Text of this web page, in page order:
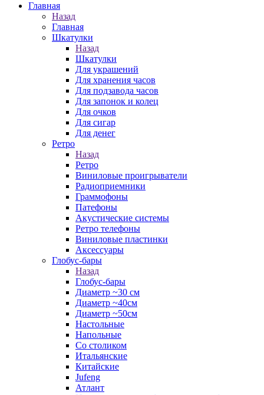
Главная
Назад
Главная
Шкатулки
Назад
Шкатулки
Для украшений
Для хранения часов
Для подзавода часов
Для запонок и колец
Для очков
Для сигар
Для денег
Ретро
Назад
Ретро
Виниловые проигрыватели
Радиоприемники
Граммофоны
Патефоны
Акустические системы
Ретро телефоны
Виниловые пластинки
Аксессуары
Глобус-бары
Назад
Глобус-бары
Диаметр ~30 см
Диаметр ~40см
Диаметр ~50см
Настольные
Напольные
Со столиком
Итальянские
Китайские
Jufeng
Атлант